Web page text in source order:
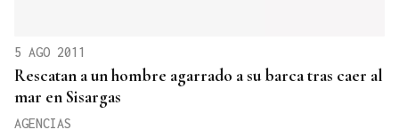
5 AGO 2011
Rescatan a un hombre agarrado a su barca tras caer al
mar en Sisargas
AGENCIAS